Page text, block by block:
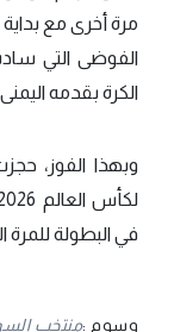
مرة أخرى مع
الفوضى التي
الكرة بقدمه
وبهذا الفوز،
في البطولة للمرة
وسوم :منتخب